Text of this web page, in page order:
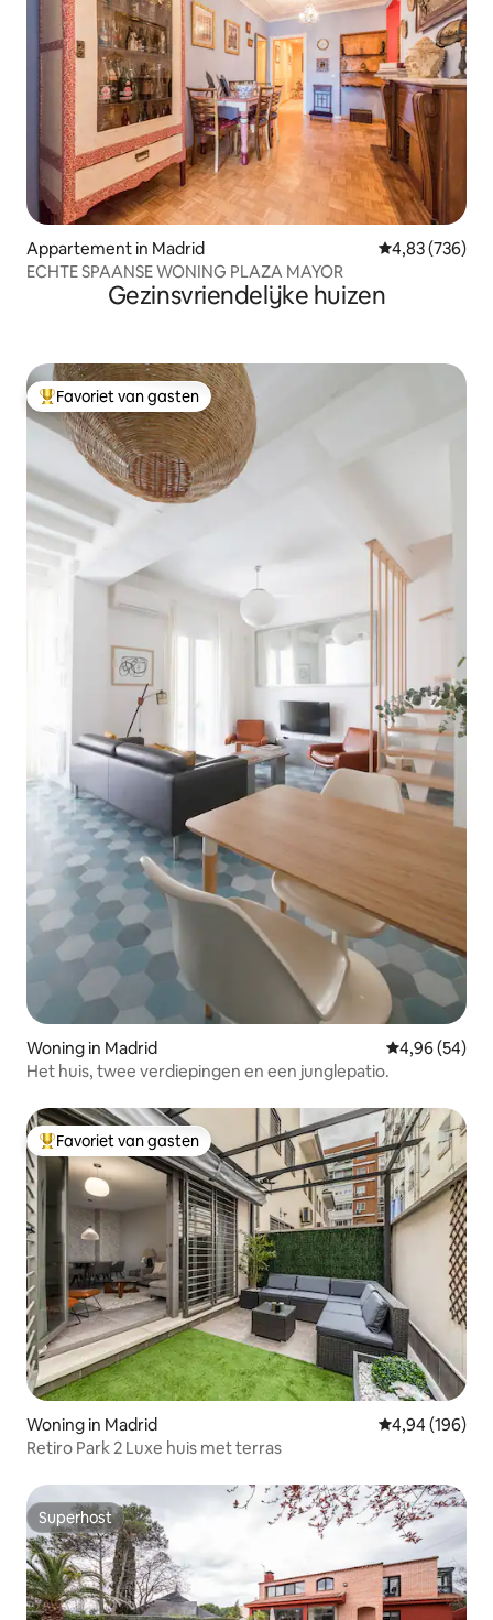
Appartement in Madrid Gemiddelde
4,83 (736)
ECHTE SPAANSE WONING PLAZA MAYOR
Gezinsvriendelijke huizen
Topfavoriet van gasten
Favoriet van gasten
Woning in Madrid Gemiddelde
4,96 (54)
Het huis, twee verdiepingen en een junglepatio.
Topfavoriet van gasten
Favoriet van gasten
Woning in Madrid Gemiddelde
4,94 (196)
Retiro Park 2 Luxe huis met terras
Superhost
Superhost